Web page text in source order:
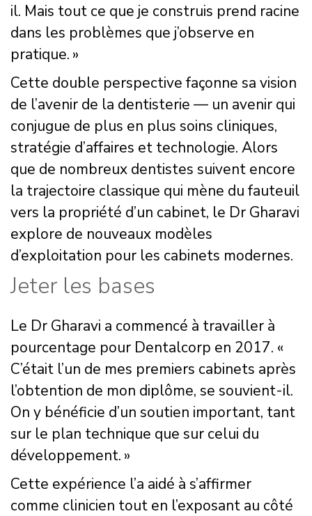
il. Mais tout ce que je construis prend racine
dans les problèmes que j’observe en
pratique. »
Cette double perspective façonne sa vision
de l’avenir de la dentisterie — un avenir qui
conjugue de plus en plus soins cliniques,
stratégie d’affaires et technologie. Alors
que de nombreux dentistes suivent encore
la trajectoire classique qui mène du fauteuil
vers la propriété d’un cabinet, le Dr Gharavi
explore de nouveaux modèles
d’exploitation pour les cabinets modernes.
Jeter les bases
Le Dr Gharavi a commencé à travailler à
pourcentage pour Dentalcorp en 2017. «
C’était l’un de mes premiers cabinets après
l’obtention de mon diplôme, se souvient-il.
On y bénéficie d’un soutien important, tant
sur le plan technique que sur celui du
développement. »
Cette expérience l’a aidé à s’affirmer
comme clinicien tout en l’exposant au côté